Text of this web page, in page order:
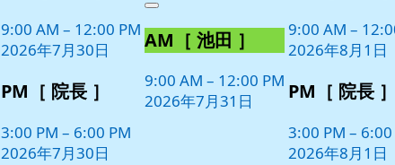
日ン
ト)
9:00 AM – 12:00 PM
2026年7月30日
PM［ 院長 ］
3:00 PM – 6:00 PM
2026年7月30日
月
31
日
イ
ン
ト)
Close
AM［ 池田 ］
9:00 AM – 12:00 PM
2026年7月31日
日 ン
ト)
9:00 AM –
2026年8月1日
PM［ 院長 ］
3:00 PM – 6:00
2026年8月1日